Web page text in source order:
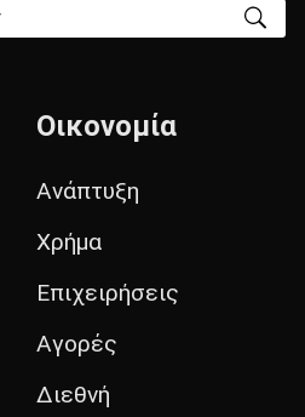
Οικονομία
Ανάπτυξη
Χρήμα
Επιχειρήσεις
Αγορές
Διεθνή